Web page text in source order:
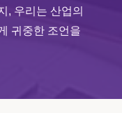
, 우리는 산업의
귀중한 조언을